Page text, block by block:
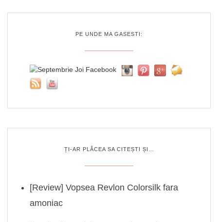
PE UNDE MA GASESTI:
ȚI-AR PLĂCEA SA CITEȘTI ȘI…
[Review] Vopsea Revlon Colorsilk fara
amoniac